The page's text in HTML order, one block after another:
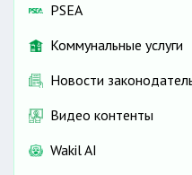
PSEA
Коммунальные услуги
Новости
Видео контенты
Wakil AI